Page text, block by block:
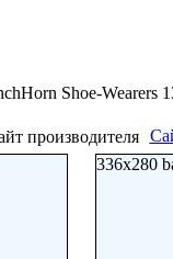
Shoe-Wearers
336x280